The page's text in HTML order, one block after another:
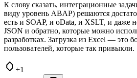
К слову сказать, интеграционные
виду уровень ABAP) решаются
есть и SOAP, и oData, и XSLT, и даже
JSON и обратно, которые можно
разработках. Загрузка из Excel — это
пользователей, которые так привыкли.
+1